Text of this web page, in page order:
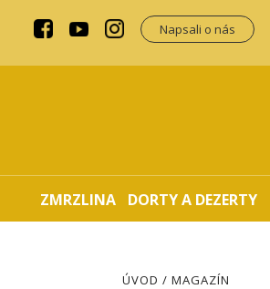
Napsali o nás
ZMRZLINA DORTY A DEZERTY
ÚVOD / MAGAZÍN